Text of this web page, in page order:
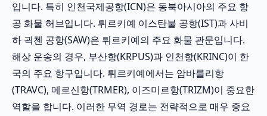
입니다. 특히 인천국제공항(ICN)은 동북아시아의 주요 항
공 화물 허브입니다. 튀르키예 이스탄불 공항(IST)과 사비
하 괵첸 공항(SAW)은 튀르키예의 주요 화물 관문입니다.
해상 운송의 경우, 부산항(KRPUS)과 인천항(KRINC)이 한
국의 주요 항구입니다. 튀르키예에서는 암바를리항
(TRAVC), 메르신항(TRMER), 이즈미르항(TRIZM)이 중요한
역할을 합니다. 이러한 무역 경로는 전략적으로 매우 중요